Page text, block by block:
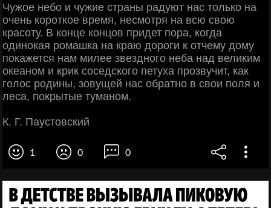
Чужое небо и чужие страны радуют нас только на
очень короткое время, несмотря на всю свою
красоту. В конце концов придет пора, когда
одинокая ромашка на краю дороги к отчему дому
покажется нам милее звездного неба над великим
океаном и крик соседского петуха прозвучит, как
голос родины, зовущей нас обратно в свои поля и
леса, покрытые туманом.
К. Г. Паустовский
1 0 0